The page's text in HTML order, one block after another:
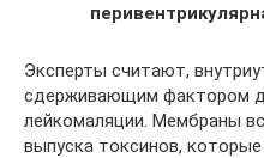
Эксперты считают,
сдерживающим фактором
лейкомаляции. Мембраны
выпуска токсинов,